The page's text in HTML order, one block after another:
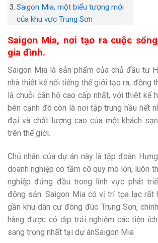
Saigon Mia, một biểu tượng mới
của khu vực Trung Sơn
Saigon Mia, nơi tạo ra cuộc
gia đình.
Saigon Mia là sản phẩm của chủ đầu tư
nhà thiết kế nổi tiếng thế giới tạo ra, đồng
là chuỗi căn hộ cao cấp nhất, với thiêt kế
bên cạnh đó còn là nơi tập trung hầu hết
đại và chất lượng cao của một khách
trên thế giới.
Chủ nhân của dự án này là tập đoàn
doanh nghiệp có tầm cỡ quy mô lớn, luôn
nghiệp đứng đầu trong lĩnh vực phát
động sản. Saigon Mia có vị trí tọa lạc rất
gần khu dân cư đông đúc Trung Sơn,
hàng được có dịp trải nghiệm các tiện
sang trọng nhất tại dự ánSaigon Mia